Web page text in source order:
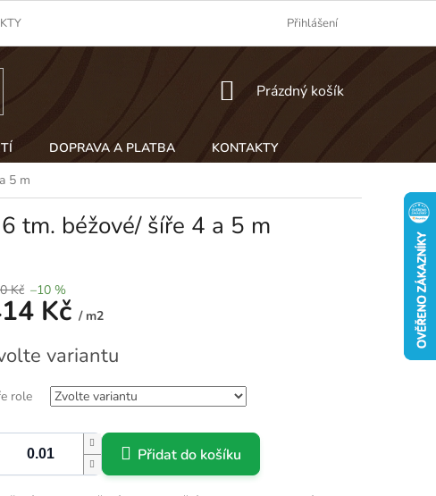
Přihlášení
NÁKUPNÍ
Prázdný košík
DOPRAVA A PLATBA
KONTAKTY
5 m
tm. béžové/ šíře 4 a 5 m
Kč –10 %
Kč / m2
variantu
role
Přidat do košíku